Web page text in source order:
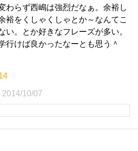
わらず西嶋は強烈だなぁ。余裕し
裕をくしゃくしゃとか～なんてこ
い。とか好きなフレーズが多い。
行けば良かったなーとも思う＾
2014/10/07